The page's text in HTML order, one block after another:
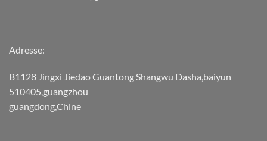
Adresse:
B1128 Jingxi Jiedao Guantong Shangwu Dasha,baiyun
510405,guangzhou
guangdong,Chine